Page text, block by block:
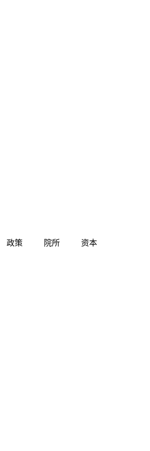
政策 院所 资本